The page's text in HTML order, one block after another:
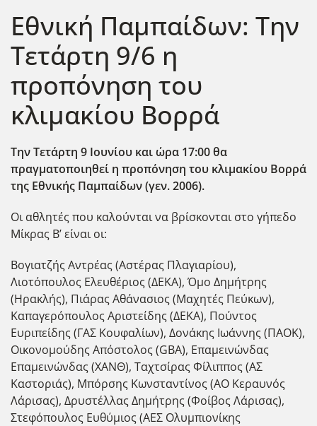
Εθνική Παμπαίδων: Την
Τετάρτη 9/6 η
προπόνηση του
κλιμακίου Βορρά
Την Τετάρτη 9 Ιουνίου και ώρα 17:00 θα
πραγματοποιηθεί η προπόνηση του κλιμακίου Βορρά
της Εθνικής Παμπαίδων (γεν. 2006).
Οι αθλητές που καλούνται να βρίσκονται στο γήπεδο
Μίκρας Β’ είναι οι:
Βογιατζής Αντρέας (Αστέρας Πλαγιαρίου),
Λιοτόπουλος Ελευθέριος (ΔΕΚΑ), Όμο Δημήτρης
(Ηρακλής), Πιάρας Αθάνασιος (Μαχητές Πεύκων),
Καπαγερόπουλος Αριστείδης (ΔΕΚΑ), Πούντος
Ευριπείδης (ΓΑΣ Κουφαλίων), Δονάκης Ιωάννης (ΠΑΟΚ),
Οικονομούδης Απόστολος (GBA), Επαμεινώνδας
Επαμεινώνδας (ΧΑΝΘ), Ταχτσίρας Φίλιππος (ΑΣ
Καστοριάς), Μπόρσης Κωνσταντίνος (ΑΟ Κεραυνός
Λάρισας), Δρυστέλλας Δημήτρης (Φοίβος Λάρισας),
Στεφόπουλος Ευθύμιος (AEΣ Ολυμπιονίκης